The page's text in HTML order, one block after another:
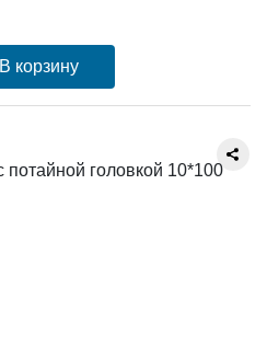
В корзину